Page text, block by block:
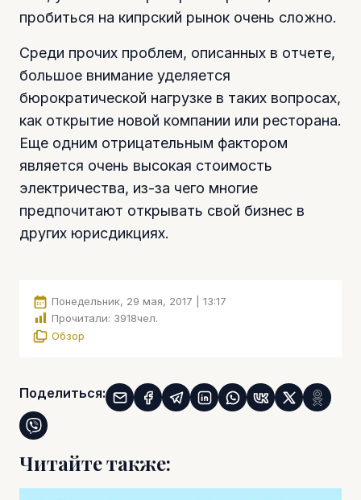
пробиться на кипрский рынок очень сложно.
Среди прочих проблем, описанных в отчете,
большое внимание уделяется
бюрократической нагрузке в таких вопросах,
как открытие новой компании или ресторана.
Еще одним отрицательным фактором
является очень высокая стоимость
электричества, из-за чего многие
предпочитают открывать свой бизнес в
других юрисдикциях.
Понедельник, 29 мая, 2017 | 13:17
Прочитали: 3918чел.
Обзор
Поделиться:
Читайте также: